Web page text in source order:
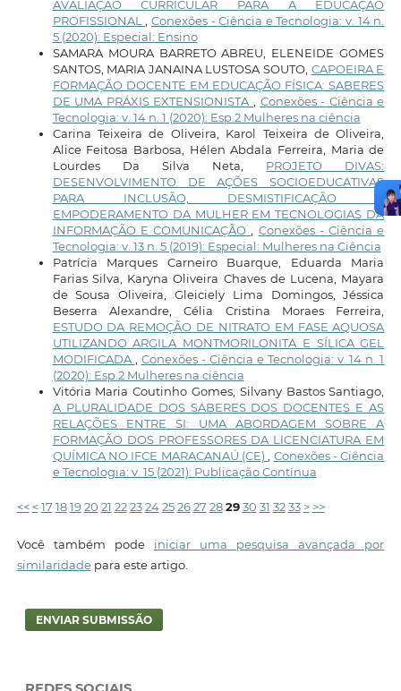
AVALIAÇÃO CURRICULAR PARA A EDUCAÇÃO
PROFISSIONAL, Conexões - Ciência e Tecnologia: v. 14 n.
5 (2020): Especial: Ensino
SAMARA MOURA BARRETO ABREU, ELENEIDE GOMES
SANTOS, MARIA JANAINA LUSTOSA SOUTO, CAPOEIRA E
FORMAÇÃO DOCENTE EM EDUCAÇÃO FÍSICA: SABERES
DE UMA PRÁXIS EXTENSIONISTA , Conexões - Ciência e
Tecnologia: v. 14 n. 1 (2020): Esp.2 Mulheres na ciência
Carina Teixeira de Oliveira, Karol Teixeira de Oliveira,
Alice Feitosa Barbosa, Hélen Abdala Ferreira, Maria de
Lourdes Da Silva Neta, PROJETO DIVAS:
DESENVOLVIMENTO DE AÇÕES SOCIOEDUCATIVAS
PARA INCLUSÃO, DESMISTIFICAÇÃO E
EMPODERAMENTO DA MULHER EM TECNOLOGIAS DA
INFORMAÇÃO E COMUNICAÇÃO, Conexões - Ciência e
Tecnologia: v. 13 n. 5 (2019): Especial: Mulheres na Ciência
Patrícia Marques Carneiro Buarque, Eduarda Maria
Farias Silva, Karyna Oliveira Chaves de Lucena, Mayara
de Sousa Oliveira, Gleiciely Lima Domingos, Jéssica
Beserra Alexandre, Célia Cristina Moraes Ferreira,
ESTUDO DA REMOÇÃO DE NITRATO EM FASE AQUOSA
UTILIZANDO ARGILA MONTMORILONITA E SÍLICA GEL
MODIFICADA , Conexões - Ciência e Tecnologia: v. 14 n. 1
(2020): Esp.2 Mulheres na ciência
Vitória Maria Coutinho Gomes, Silvany Bastos Santiago,
A PLURALIDADE DOS SABERES DOS DOCENTES E AS
RELAÇÕES ENTRE SI: UMA ABORDAGEM SOBRE A
FORMAÇÃO DOS PROFESSORES DA LICENCIATURA EM
QUÍMICA NO IFCE MARACANAÚ (CE), Conexões - Ciência
e Tecnologia: v. 15 (2021): Publicação Contínua
<< < 17 18 19 20 21 22 23 24 25 26 27 28 29 30 31 32 33 > >>
Você também pode iniciar uma pesquisa avançada por
similaridadepara este artigo.
ENVIAR SUBMISSÃO